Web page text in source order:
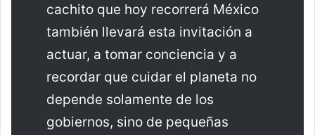
cachito que hoy recorrerá México
también llevará esta invitación a
actuar, a tomar conciencia y a
recordar que cuidar el planeta no
depende solamente de los
gobiernos, sino de pequeñas